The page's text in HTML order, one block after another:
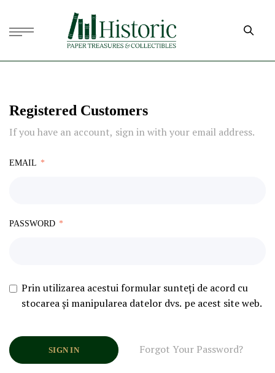
Registered Customers
If you have an account, sign in with your email address.
EMAIL
PASSWORD
Prin utilizarea acestui formular sunteți de acord cu
stocarea și manipularea datelor dvs. pe acest site web.
SIGN IN Forgot Your Password?